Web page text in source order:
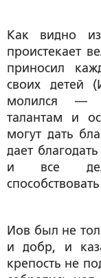
Как видно
проистекает
приносил
своих детей
молился —
талантам и
могут дать
дает
и все
Иов был не
и добр, и
крепость не